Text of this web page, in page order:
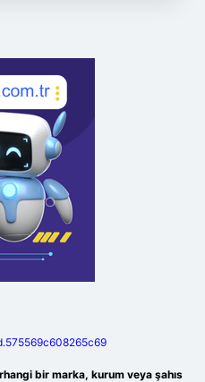
bir marka, kurum veya şahıs